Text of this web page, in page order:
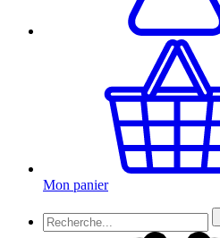
Mon panier